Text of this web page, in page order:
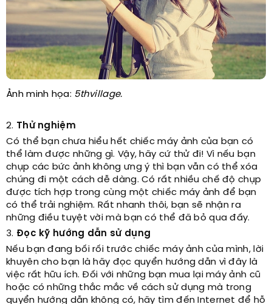
Ảnh minh họa: 5thvillage.
2. Thử nghiệm
Có thể bạn chưa hiểu hết chiếc máy ảnh của bạn có
thể làm được những gì. Vậy, hãy cứ thử đi! Vì nếu bạn
chụp các bức ảnh không ưng ý thì bạn vẫn có thể xóa
chúng đi một cách dễ dàng. Có rất nhiều chế độ chụp
được tích hợp trong cùng một chiếc máy ảnh để bạn
có thể trải nghiệm. Rất nhanh thôi, bạn sẽ nhận ra
những điều tuyệt vời mà bạn có thể đã bỏ qua đấy.
3. Đọc kỹ hướng dẫn sử dụng
Nếu bạn đang bối rối trước chiếc máy ảnh của mình, lời
khuyên cho bạn là hãy đọc quyển hướng dẫn vì đây là
việc rất hữu ích. Đối với những bạn mua lại máy ảnh cũ
hoặc có những thắc mắc về cách sử dụng mà trong
quyển hướng dẫn không có, hãy tìm đến Internet để hỗ